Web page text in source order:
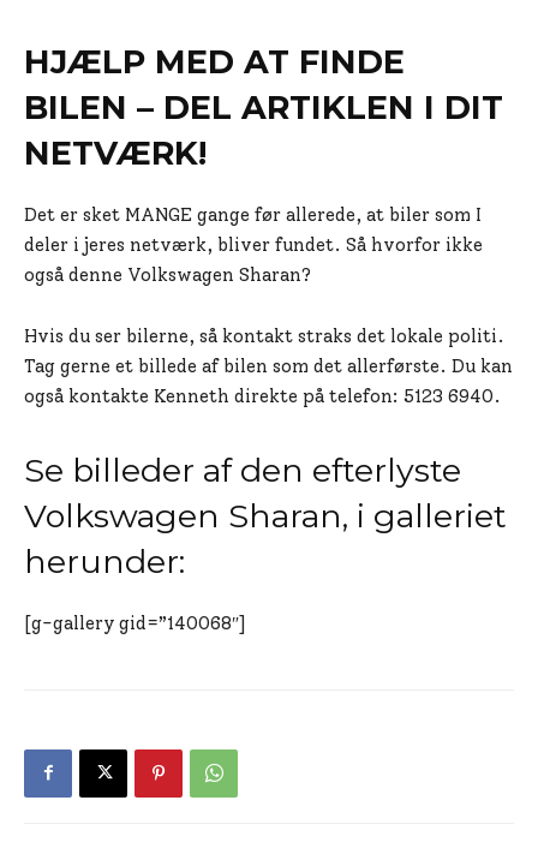
HJÆLP MED AT FINDE
BILEN – DEL ARTIKLEN I DIT
NETVÆRK!
Det er sket MANGE gange før allerede, at biler som I
deler i jeres netværk, bliver fundet. Så hvorfor ikke
også denne Volkswagen Sharan?
Hvis du ser bilerne, så kontakt straks det lokale politi.
Tag gerne et billede af bilen som det allerførste. Du kan
også kontakte Kenneth direkte på telefon: 5123 6940.
Se billeder af den efterlyste
Volkswagen Sharan, i galleriet
herunder:
[g-gallery gid=”140068″]